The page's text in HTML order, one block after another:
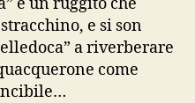
e si son
a riverberare
come